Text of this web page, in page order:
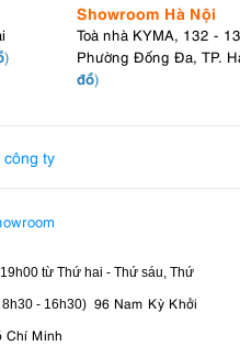
)
Showroom Hà Nội
Toà nhà KYMA, 132 -
Phường Đống Đa, TP.
đồ)
ty
từ Thứ hai - Thứ sáu, Thứ
8h30 - 16h30) 96 Nam Kỳ Khởi
Chí Minh